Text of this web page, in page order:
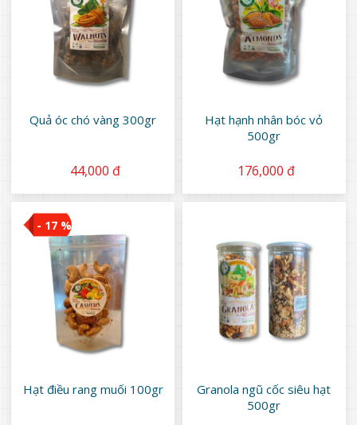
Quả óc chó vàng 300gr
44,000 đ
Hạt hạnh nhân bóc vỏ
500gr
176,000 đ
- 17 %
Hạt điều rang muối 100gr
Granola ngũ cốc siêu hạt
500gr